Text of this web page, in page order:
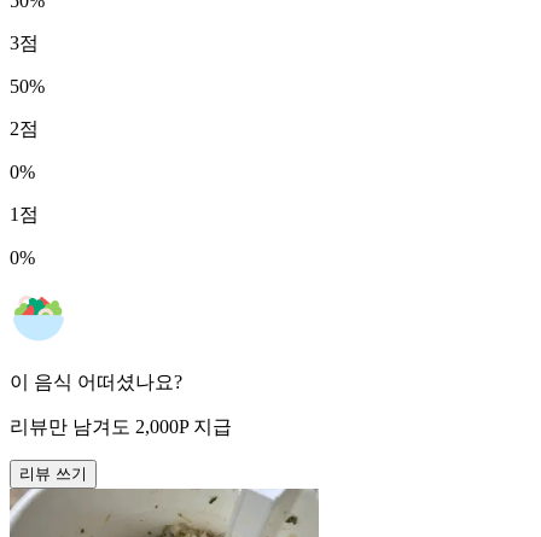
3점
50%
2점
0%
1 점
0%
이 음식 어떠셨나요?
리뷰만 남겨도 2,000P 지급
리뷰 쓰기